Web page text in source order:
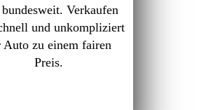
Verkaufen
und unkompliziert
Auto zu einem fairen
Preis.